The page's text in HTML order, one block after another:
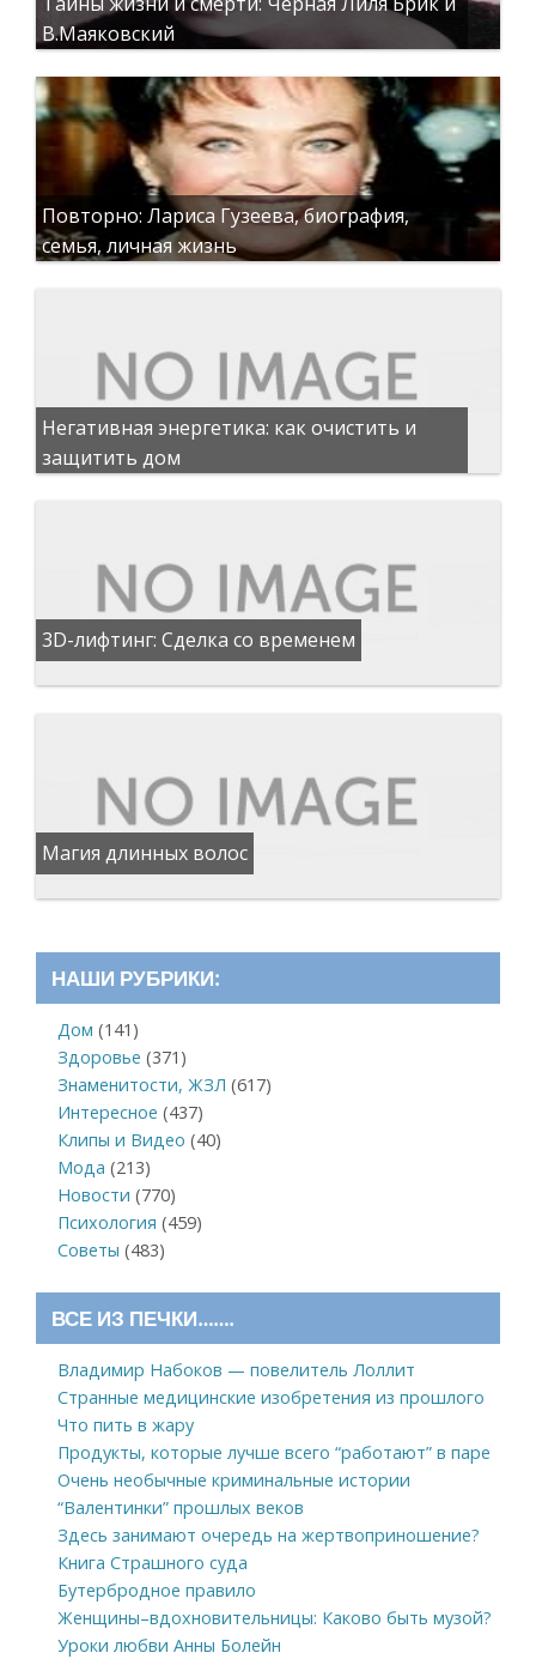
В.Маяковский
Повторно: Лариса Гузеева, биография,
семья, личная жизнь
Негативная энергетика: как очистить и
защитить дом
3D-лифтинг: Сделка со временем
Магия длинных волос
НАШИ РУБРИКИ:
Дом (141)
Здоровье (371)
Знаменитости, ЖЗЛ (617)
Интересное (437)
Клипы и Видео (40)
Мода (213)
Новости (770)
Психология (459)
Советы (483)
ВСЕ ИЗ ПЕЧКИ…….
Владимир Набоков — повелитель Лоллит
Странные медицинские изобретения из прошлого
Что пить в жару
Продукты, которые лучше всего “работают” в паре
Очень необычные криминальные истории
“Валентинки” прошлых веков
Здесь занимают очередь на жертвоприношение?
Книга Страшного суда
Бутербродное правило
Женщины–вдохновительницы: Каково быть музой?
Уроки любви Анны Болейн